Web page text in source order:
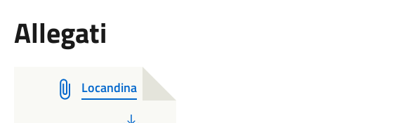
Allegati
Locandina